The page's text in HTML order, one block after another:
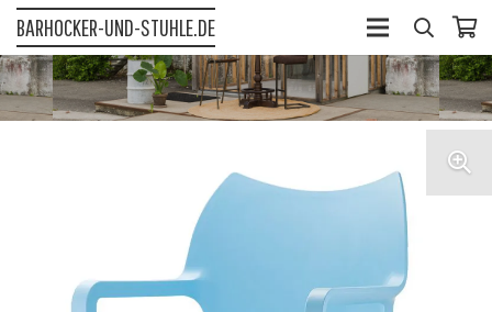
BARHOCKER-UND-STUHLE.DE